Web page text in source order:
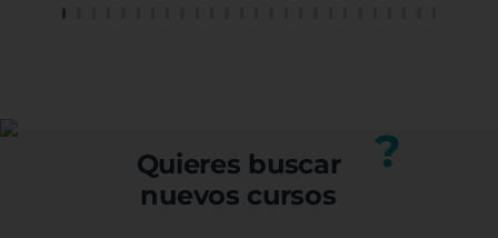
Quieres buscar
nuevos cursos
?